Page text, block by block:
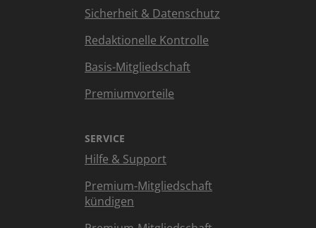
Sicherheit & Datenschutz
Redaktionelle Kontrolle
Basis-Mitgliedschaft
Premiumvorteile
SERVICE
Hilfe & Support
Premium-Mitgliedschaft
kündigen